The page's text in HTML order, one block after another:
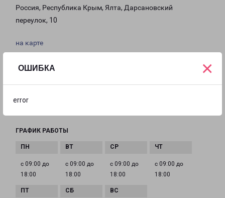
ОШИБКА
error
×
Россия, Республика Крым, Ялта, Дарсановский
переулок, 10
на карте
ТЕЛЕФОН
EMAIL
ГРАФИК РАБОТЫ
с 09:00 до
18:00
с 09:00 до
18:00
с 09:00 до
18:00
с 09:00 до
18:00